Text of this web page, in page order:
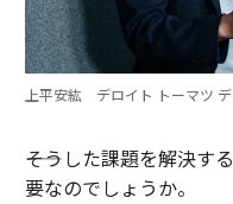
上平安紘 デロイト トーマツ
――そうした課題を解決
要なのでしょうか。